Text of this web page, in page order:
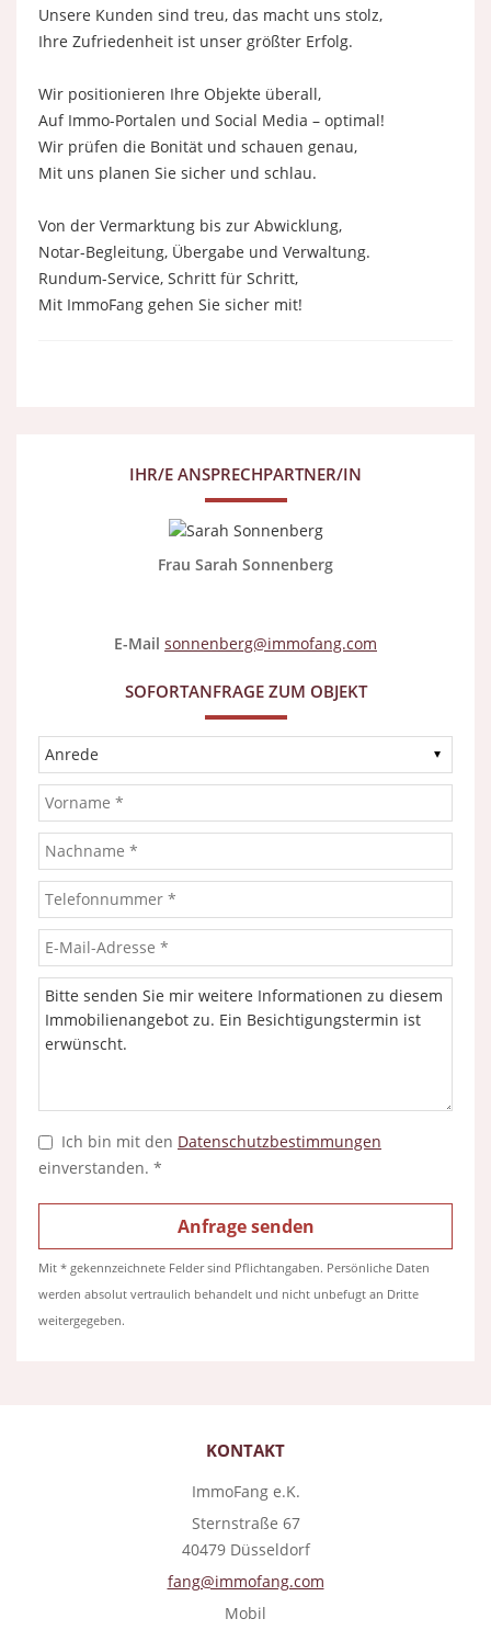
Unsere Kunden sind treu, das macht uns stolz,
Ihre Zufriedenheit ist unser größter Erfolg.
Wir positionieren Ihre Objekte überall,
Auf Immo-Portalen und Social Media – optimal!
Wir prüfen die Bonität und schauen genau,
Mit uns planen Sie sicher und schlau.
Von der Vermarktung bis zur Abwicklung,
Notar-Begleitung, Übergabe und Verwaltung.
Rundum-Service, Schritt für Schritt,
Mit ImmoFang gehen Sie sicher mit!
IHR/E ANSPRECHPARTNER/IN
Frau Sarah Sonnenberg
E-Mail sonnenberg@immofang.com
SOFORTANFRAGE ZUM OBJEKT
Ich bin mit den Datenschutzbestimmungen
einverstanden. *
Mit * gekennzeichnete Felder sind Pflichtangaben. Persönliche Daten
werden absolut vertraulich behandelt und nicht unbefugt an Dritte
weitergegeben.
KONTAKT
ImmoFang e.K.
Sternstraße 67
40479 Düsseldorf
fang@immofang.com
Mobil